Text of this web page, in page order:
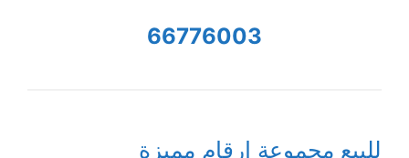
66776003
للبيع مجموعة ارقام مميزة